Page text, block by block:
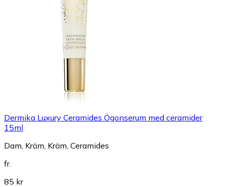
Dermika Luxury Ceramides Ögonserum med ceramider
15ml
Dam, Kräm, Kräm, Ceramides
fr.
85 kr